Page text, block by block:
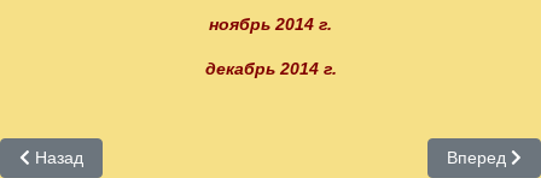
ноябрь 2014 г.
декабрь 2014 г.
Предыдущий: День специалиста
Назад Вперед